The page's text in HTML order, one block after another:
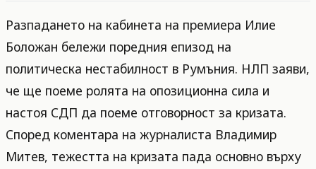
Разпадането на кабинета на премиера Илие
Боложан бележи поредния епизод на
политическа нестабилност в Румъния. НЛП заяви,
че ще поеме ролята на опозиционна сила и
настоя СДП да поеме отговорност за кризата.
Според коментара на журналиста Владимир
Митев, тежестта на кризата пада основно върху